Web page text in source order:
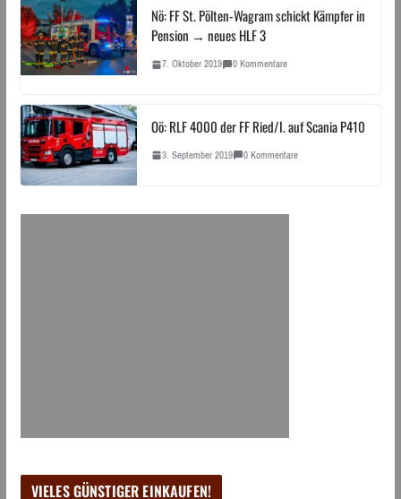
Nö: FF St. Pölten-Wagram schickt Kämpfer in
Pension → neues HLF 3
7. Oktober 2019 0 Kommentare
Oö: RLF 4000 der FF Ried/I. auf Scania P410
3. September 2019 0 Kommentare
VIELES GÜNSTIGER EINKAUFEN!